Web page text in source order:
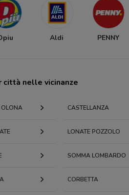
Aldi PENNY
nelle vicinanze
OLONA CASTELLANZA
LONATE POZZOLO
SOMMA LOMBARDO
CORBETTA